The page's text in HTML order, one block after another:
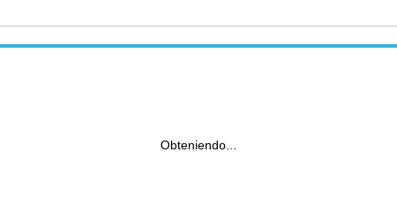
Obteniendo...